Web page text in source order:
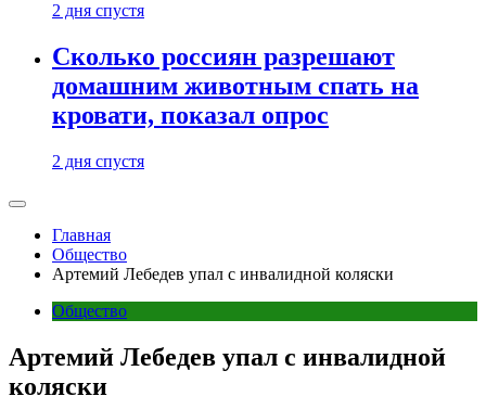
2 дня спустя
Сколько россиян разрешают
домашним животным спать на
кровати, показал опрос
2 дня спустя
Главная
Общество
Артемий Лебедев упал с инвалидной коляски
Общество
Артемий Лебедев упал с инвалидной
коляски